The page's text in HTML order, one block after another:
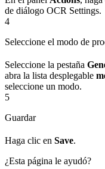
de diálogo OCR Settings.
4
Seleccione el modo de
Seleccione la pestaña
abra la lista desplegable
seleccione un modo.
5
Guardar
Haga clic en Save.
¿Esta página le ayudó?